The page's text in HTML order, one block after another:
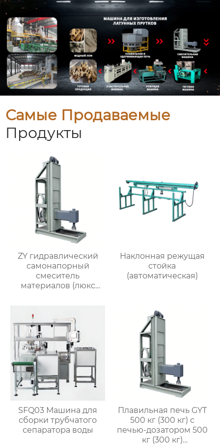
Самые Продаваемые
Продукты
ZY гидравлический
самонапорный
смеситель
материалов (люкс
Наклонная режущая
стойка
(автоматическая)
SFQ03 Машина для
сборки трубчатого
сепаратора воды
Плавильная печь GYT
500 кг (300 кг) с
печью-дозатором 500
кг (300 кг)